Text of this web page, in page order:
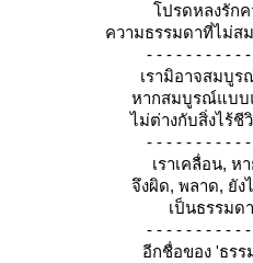
ปรดหลงรักค
ความธรรมดาที่ไม่ส
- - - - - - - - - -
เรามิอาจสมบู
หากสมบูรณ์​แบบ
ไม่ต่างกับสิ่งไร้ชี
- - - - - - - - - -
เราเคลื่อน, ห
จึงผิด, พลาด, ยัง
เป็นธรรมด
- - - - - - - - - -
อีกชื่อของ 'ธร